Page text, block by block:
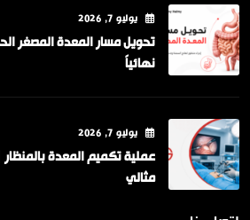
يوليو 7
, 2026
تحويل مسار المعدة المصغر
نهائياً
يوليو 7
, 2026
عملية تكميم المعدة
مثالي